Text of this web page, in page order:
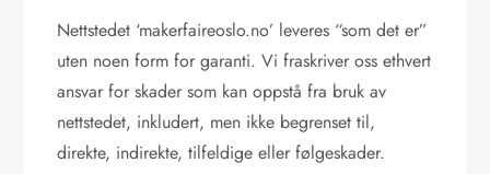
Nettstedet ‘makerfaireoslo.no’ leveres “som det er”
uten noen form for garanti. Vi fraskriver oss ethvert
ansvar for skader som kan oppstå fra bruk av
nettstedet, inkludert, men ikke begrenset til,
direkte, indirekte, tilfeldige eller følgeskader.